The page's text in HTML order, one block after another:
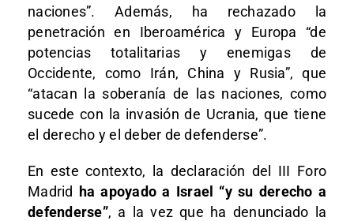
naciones”. Además, ha rechazado la
penetración en Iberoamérica y Europa “de
potencias totalitarias y enemigas de
Occidente, como Irán, China y Rusia”, que
“atacan la soberanía de las naciones, como
sucede con la invasión de Ucrania, que tiene
el derecho y el deber de defenderse”.
En este contexto, la declaración del III Foro
Madrid ha apoyado a Israel “y su derecho a
defenderse”, a la vez que ha denunciado la